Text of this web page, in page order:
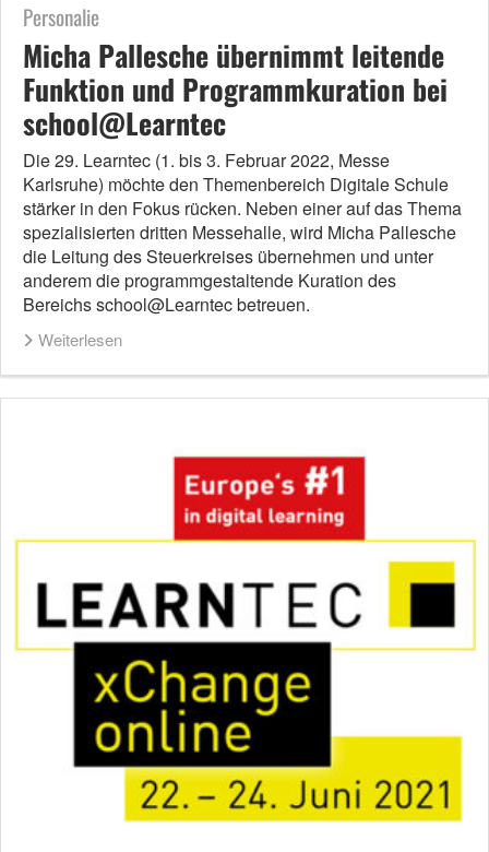
Personalie
Micha Pallesche übernimmt leitende
Funktion und Programmkuration bei
school@Learntec
Die 29. Learntec (1. bis 3. Februar 2022, Messe
Karlsruhe) möchte den Themenbereich Digitale Schule
stärker in den Fokus rücken. Neben einer auf das Thema
spezialisierten dritten Messehalle, wird Micha Pallesche
die Leitung des Steuerkreises übernehmen und unter
anderem die programmgestaltende Kuration des
Bereichs school@Learntec betreuen.
Weiterlesen